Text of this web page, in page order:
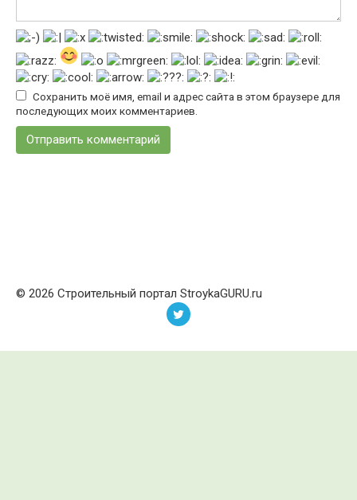
Сохранить моё имя, email и адрес сайта в этом браузере для
последующих моих комментариев.
© 2026 Строительный портал StroykaGURU.ru